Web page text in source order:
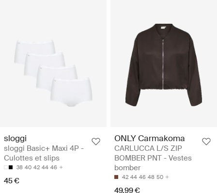
sloggi
sloggi Basic+ Maxi 4P -
Culottes et slips
38 40 42 44 46
45 €
ONLY Carmakoma
CARLUCCA L/S ZIP
BOMBER PNT - Vestes
bomber
42 44 46 48 50
49.99 €